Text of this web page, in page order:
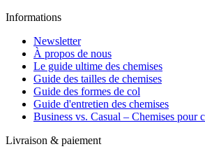
Informations
Newsletter
À propos de nous
Le guide ultime des chemises
Guide des tailles de chemises
Guide des formes de col
Guide d'entretien des chemises
Business vs. Casual – Chemises pour
Livraison & paiement